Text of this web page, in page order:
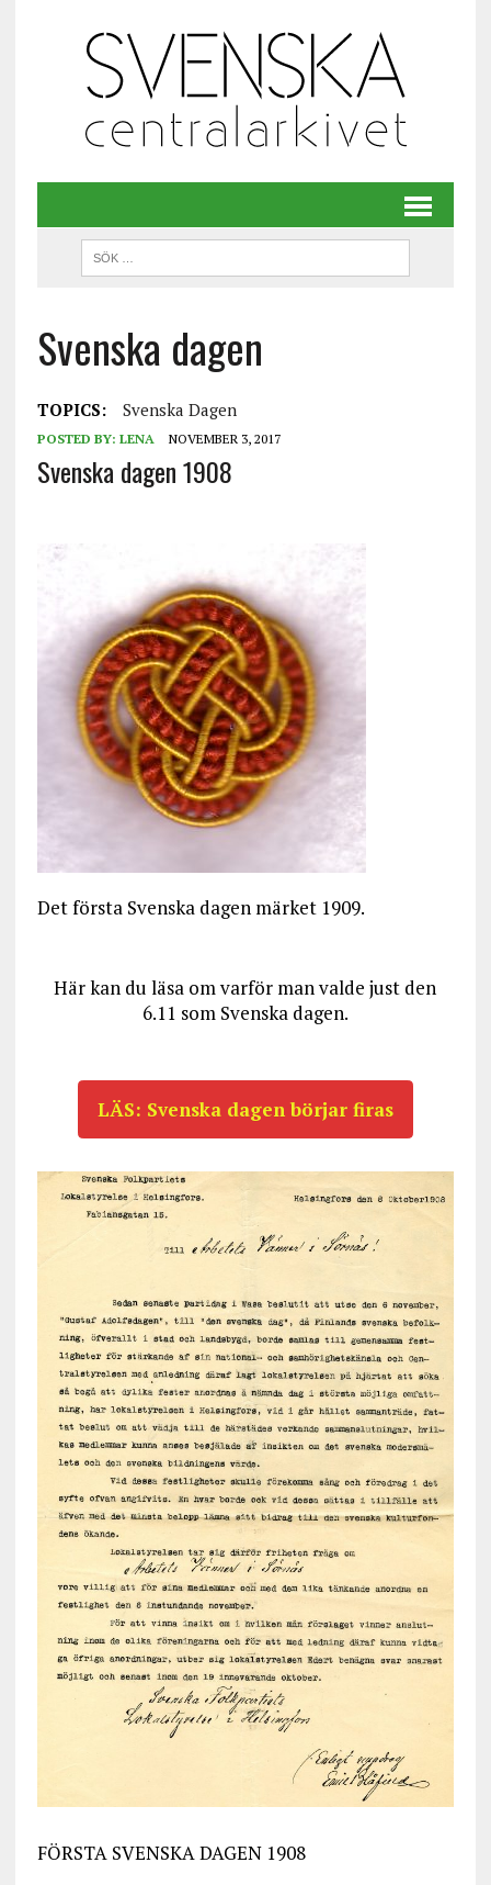
Svenska dagen
TOPICS: Svenska Dagen
POSTED BY: LENA NOVEMBER 3, 2017
Svenska dagen 1908
Det första Svenska dagen märket 1909.
Här kan du läsa om varför man valde just den
6.11 som Svenska dagen.
LÄS: Svenska dagen börjar firas
FÖRSTA SVENSKA DAGEN 1908